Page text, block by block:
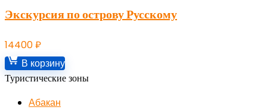
Экскурсия по острову Русскому
14400₽
В корзину
Туристические зоны
Абакан